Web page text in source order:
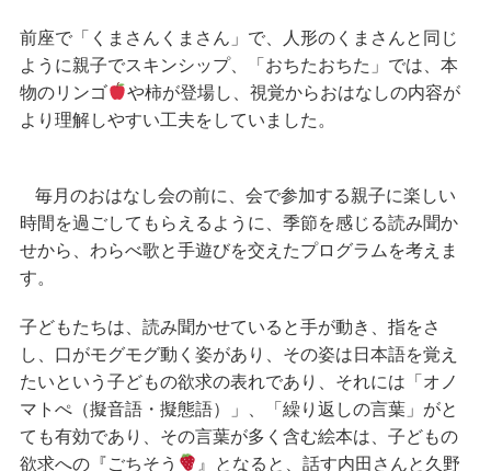
前座で「くまさんくまさん」で、人形のくまさんと同じ
ように親子でスキンシップ、「おちたおちた」では、本
物のリンゴ
や柿が登場し、視覚からおはなしの内容が
より理解しやすい工夫をしていました。
毎月のおはなし会の前に、会で参加する親子に楽しい
時間を過ごしてもらえるように、季節を感じる読み聞か
せから、わらべ歌と手遊びを交えたプログラムを考えま
す。
子どもたちは、読み聞かせていると手が動き、指をさ
し、口がモグモグ動く姿があり、その姿は日本語を覚え
たいという子どもの欲求の表れであり、それには「オノ
マトぺ（擬音語・擬態語）」、「繰り返しの言葉」がと
ても有効であり、その言葉が多く含む絵本は、子どもの
欲求への『ごちそう
』となると、話す内田さんと久野